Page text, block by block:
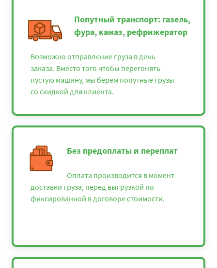
Попутный транспорт: газель,
фура, камаз, рефрижератор
Возможно отправление груза в день
заказа. Вместо того чтобы перегонять
пустую машину, мы берем попутные грузы
со скидкой для клиента.
Без предоплаты и переплат
Оплата производится в момент
доставки груза, перед выгрузкой по
фиксированной в договоре стоимости.